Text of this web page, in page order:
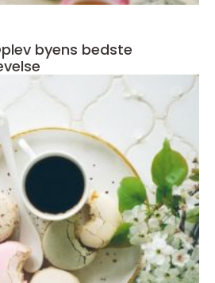
byens bedste